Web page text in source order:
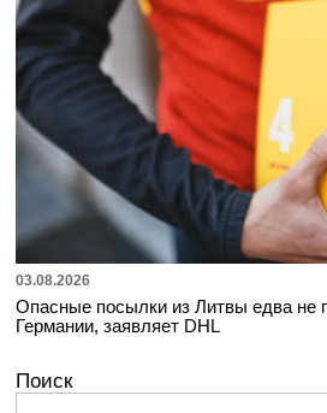
03.08.2026
Опасные посылки из Литвы едва не
Германии, заявляет DHL
Поиск